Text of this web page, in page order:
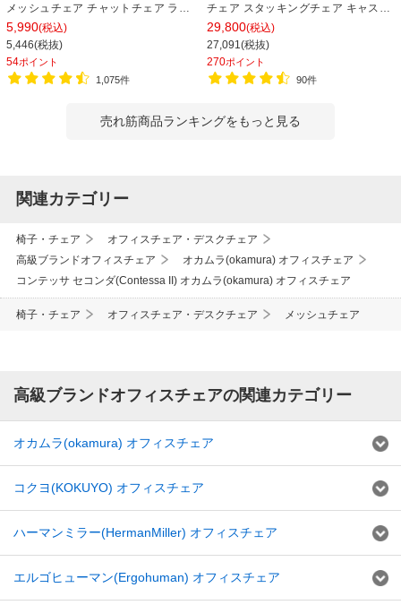
メッシュチェア チャットチェア ラン
バーサポート オフィスチェア デスク
チェア 会議椅子 幅580×奥行580×高
さ835-930mm
5,990(税込)
5,446(税抜)
54ポイント
1,075件
チェア スタッキングチェア キャスタ
ー付き 座面クッション 幅570×奥行
565×高さ805mm 会議室 収納 法人
大人数 重ねる 会議用椅子 会議用チェ
ア
29,800(税込)
27,091(税抜)
270ポイント
90件
売れ筋商品ランキングをもっと見る
関連カテゴリー
椅子・チェア
オフィスチェア・デスクチェア
高級ブランドオフィスチェア
オカムラ(okamura) オフィスチェア
コンテッサ セコンダ(Contessa II) オカムラ(okamura) オフィスチェア
椅子・チェア オフィスチェア・デスクチェア メッシュチェア
高級ブランドオフィスチェアの関連カテゴリー
オカムラ(okamura) オフィスチェア
コクヨ(KOKUYO) オフィスチェア
ハーマンミラー(HermanMiller) オフィスチェア
エルゴヒューマン(Ergohuman) オフィスチェア